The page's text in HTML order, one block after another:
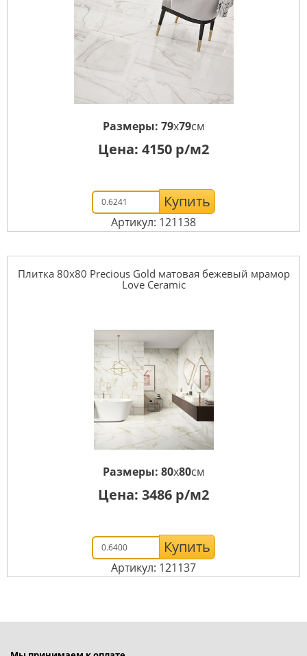
Размеры: 79x79см
Цена: 4150 р/м2
Купить
Артикул: 121138
Плитка 80x80 Precious Gold матовая бежевый мрамор
Love Ceramic
Размеры: 80x80см
Цена: 3486 р/м2
Купить
Артикул: 121137